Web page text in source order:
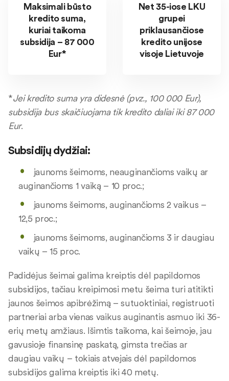
Maksimali būsto
kredito suma,
kuriai taikoma
subsidija – 87 000
Eur*
Net 35-iose LKU
grupei
priklausančiose
kredito unijose
visoje Lietuvoje
*Jei kredito suma yra didesnė (pvz., 100 000 Eur),
subsidija bus skaičiuojama tik kredito daliai iki 87 000
Eur.
Subsidijų dydžiai:
jaunoms šeimoms, neauginančioms vaikų ar
auginančioms 1 vaiką – 10 proc.;
jaunoms šeimoms, auginančioms 2 vaikus –
12,5 proc.;
jaunoms šeimoms, auginančioms 3 ir daugiau
vaikų – 15 proc.
Padidėjus šeimai galima kreiptis dėl papildomos
subsidijos, tačiau kreipimosi metu šeima turi atitikti
jaunos šeimos apibrėžimą – sutuoktiniai, registruoti
partneriai arba vienas vaikus auginantis asmuo iki 36-
erių metų amžiaus. Išimtis taikoma, kai šeimoje, jau
gavusioje finansinę paskatą, gimsta trečias ar
daugiau vaikų – tokiais atvejais dėl papildomos
subsidijos galima kreiptis iki 40 metų.